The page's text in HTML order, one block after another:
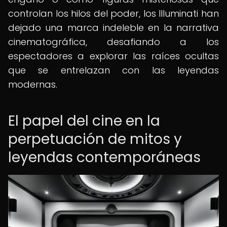
controlan los hilos del poder, los Illuminati han
dejado una marca indeleble en la narrativa
cinematográfica, desafiando a los
espectadores a explorar las raíces ocultas
que se entrelazan con las leyendas
modernas.
El papel del cine en la
perpetuación de mitos y
leyendas contemporáneas